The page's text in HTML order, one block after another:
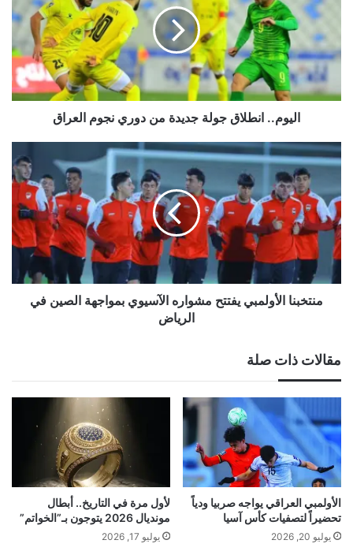
جديدة
دوري
نجوم
العراق
اليوم.. انطلاق جولة جديدة من دوري نجوم العراق
منتخبنا
الأولمبي
مشواره
الآسيوي
بمواجهة
الصين
في
الرياض
منتخبنا الأولمبي يفتتح مشواره الآسيوي بمواجهة الصين في
الرياض
مقالات ذات صلة
الأولمبي العراقي يواجه صربيا ودياً
تحضيراً لتصفيات كأس آسيا
يوليو 20, 2026
لأول مرة في التاريخ.. أبطال
مونديال 2026 يتوجون بـ”الخواتم”
يوليو 17, 2026